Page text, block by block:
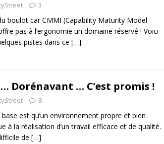
3
boulot car CMMI (Capability Maturity Model
pas à l’ergonomie un domaine réservé ! Voici
pistes dans ce […]
… Dorénavant … C’est promis !
8
est qu’un environnement propre et bien
à la réalisation d’un travail efficace et de qualité.
de […]